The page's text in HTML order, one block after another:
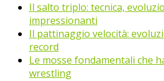
Il salto triplo: tecnica,
impressionanti
Il pattinaggio velocità:
record
Le mosse fondamentali che
wrestling